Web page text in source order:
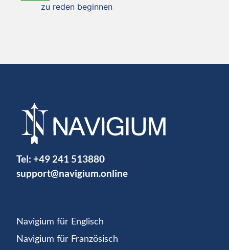
zu reden beginnen
Tel: +49 241 513880
support@navigium.online
Navigium für Englisch
Navigium für Französisch